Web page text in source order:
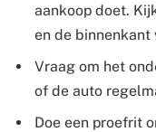
aankoop doet.
en de binnenkant
Vraag om het
of de auto
Doe een proefrit